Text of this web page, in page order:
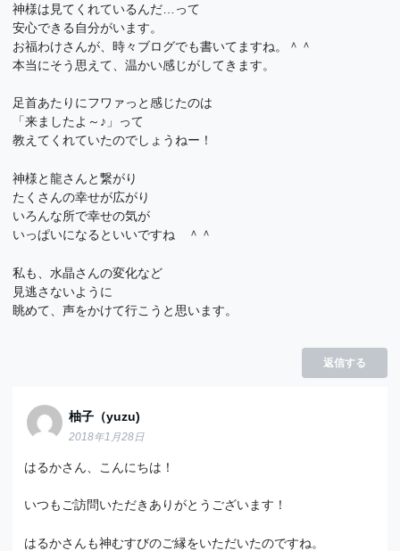
神様は見てくれているんだ…って
安心できる自分がいます。
お福わけさんが、時々ブログでも書いてますね。＾＾
本当にそう思えて、温かい感じがしてきます。
足首あたりにフワァっと感じたのは
「来ましたよ～♪」って
教えてくれていたのでしょうねー！
神様と龍さんと繋がり
たくさんの幸せが広がり
いろんな所で幸せの気が
いっぱいになるといいですね ＾＾
私も、水晶さんの変化など
見逃さないように
眺めて、声をかけて行こうと思います。
返信する
柚子（yuzu)
2018年1月28日
はるかさん、こんにちは！
いつもご訪問いただきありがとうございます！
はるかさんも神むすびのご縁をいただいたのですね。